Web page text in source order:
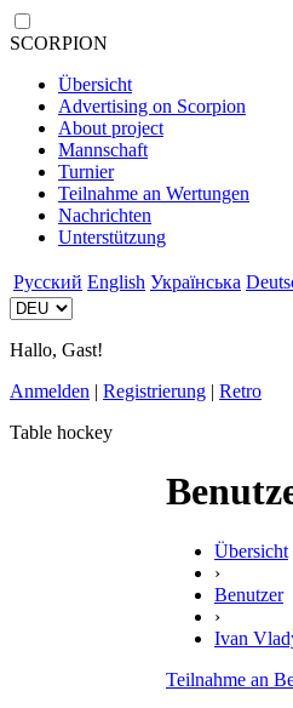
SCORPION
Übersicht
Advertising on Scorpion
About project
Mannschaft
Turnier
Teilnahme an Wertungen
Nachrichten
Unterstützung
Русский English Українська
Hallo, Gast!
Anmelden | Registrierung | Retro
Table hockey
Übersicht
›
Benutzer
›
Ivan
Teilnahme an